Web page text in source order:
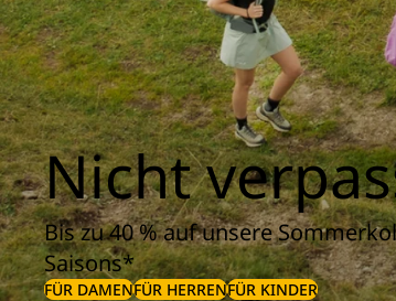
Nicht
Bis zu 40 % auf unsere
Saisons*
FÜR DAMENFÜR HERRENFÜR KINDER